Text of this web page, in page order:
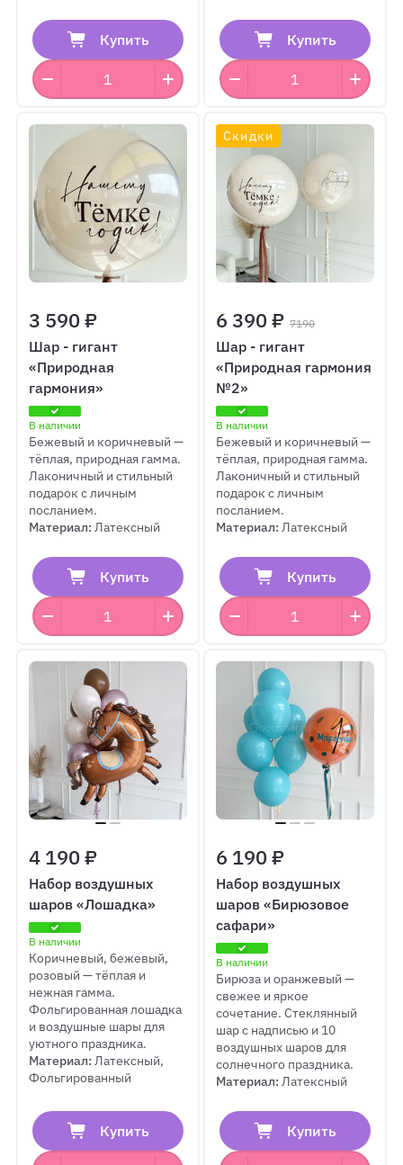
Купить Купить
3 590 ₽
Шар - гигант
«Природная
гармония»
В наличии
Бежевый и коричневый —
тёплая, природная гамма.
Лаконичный и стильный
подарок с личным
посланием.
Материал:Латексный
Купить
Скидки
6 390 ₽ 7190
Шар - гигант
«Природная гармония
№2»
В наличии
Бежевый и коричневый —
тёплая, природная гамма.
Лаконичный и стильный
подарок с личным
посланием.
Материал:Латексный
Купить
4 190 ₽
Набор воздушных
шаров «Лошадка»
В наличии
Коричневый, бежевый,
розовый — тёплая и
нежная гамма.
Фольгированная лошадка
и воздушные шары для
уютного праздника.
Материал:Латексный,
Фольгированный
Купить
6 190 ₽
Набор воздушных
шаров «Бирюзовое
сафари»
В наличии
Бирюза и оранжевый —
свежее и яркое
сочетание. Стеклянный
шар с надписью и 10
воздушных шаров для
солнечного праздника.
Материал:Латексный
Купить